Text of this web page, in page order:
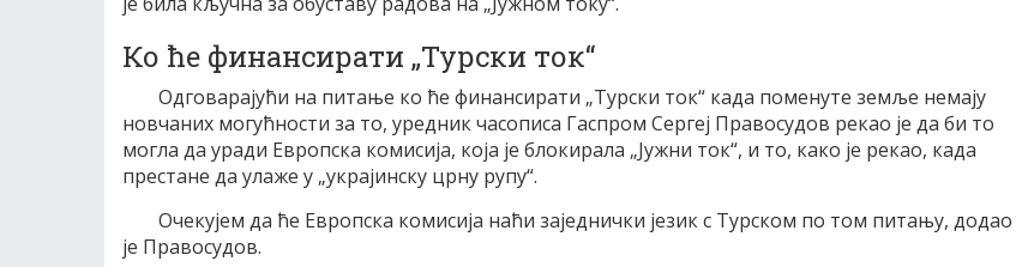
Ко ће финансирати „Турски ток“
Одговарајући на питање ко ће финансирати „Турски ток“ када поменуте земље немају
новчаних могућности за то, уредник часописа Гаспром Сергеј Правосудов рекао је да би то
могла да уради Европска комисија, која је блокирала „Јужни ток“, и то, како је рекао, када
престане да улаже у „украјинску црну рупу“.
Oчекујем да ће Европска комисија наћи заједнички језик с Турском по том питању, додао
је Правосудов.